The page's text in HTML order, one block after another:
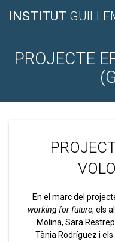
INSTITUT
PROJECTE
En el marc del
working for future, els
Molina, Sara
Tània Rodríguez i